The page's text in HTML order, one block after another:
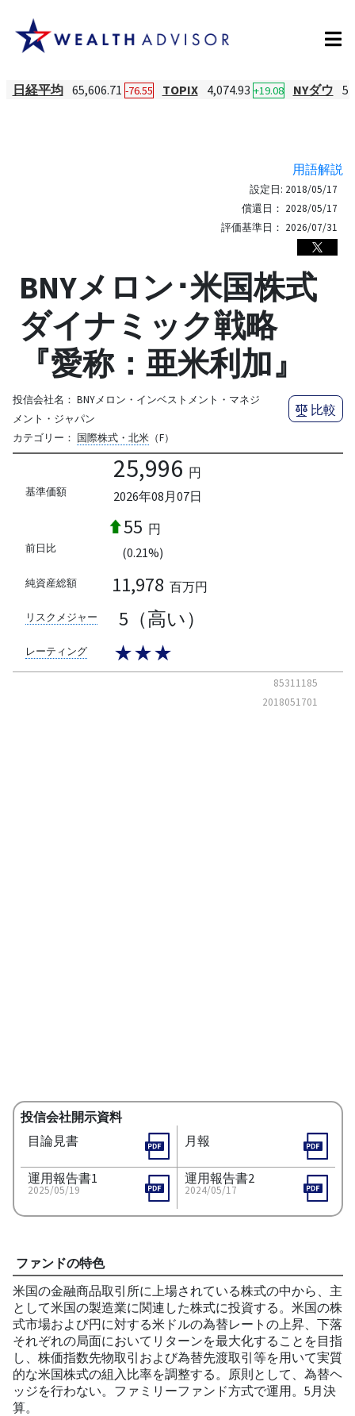
日経平均 65,606.71 -76.55 TOPIX 4,074.93 +19.08 NYダウ
用語解説
設定日: 2018/05/17
償還日： 2028/05/17
評価基準日： 2026/07/31
BNYメロン･米国株式
ダイナミック戦略
『愛称：亜米利加』
投信会社名： BNYメロン・インベストメント・マネジ
メント・ジャパン
カテゴリー： 国際株式・北米（F）
比較
基準価額
25,996 円
2026年08月07日
前日比
55 円
(0.21%)
純資産総額 11,978 百万円
リスクメジャー 5（高い）
レーティング ★★★
85311185
2018051701
投信会社開示資料
目論見書
月報
運用報告書1
2025/05/19
運用報告書2
2024/05/17
ファンドの特色
米国の金融商品取引所に上場されている株式の中から、主
として米国の製造業に関連した株式に投資する。米国の株
式市場および円に対する米ドルの為替レートの上昇、下落
それぞれの局面においてリターンを最大化することを目指
し、株価指数先物取引および為替先渡取引等を用いて実質
的な米国株式の組入比率を調整する。原則として、為替ヘ
ッジを行わない。ファミリーファンド方式で運用。5月決
算。